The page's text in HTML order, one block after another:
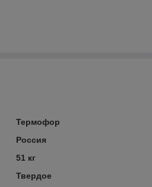
Термофор
Россия
51 кг
Твердое